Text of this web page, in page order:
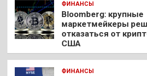
ФИНАНСЫ
Bloomberg: крупные
маркетмейкеры
отказаться от
США
ФИНАНСЫ